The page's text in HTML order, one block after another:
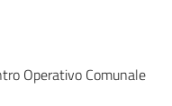
Operativo Comunale